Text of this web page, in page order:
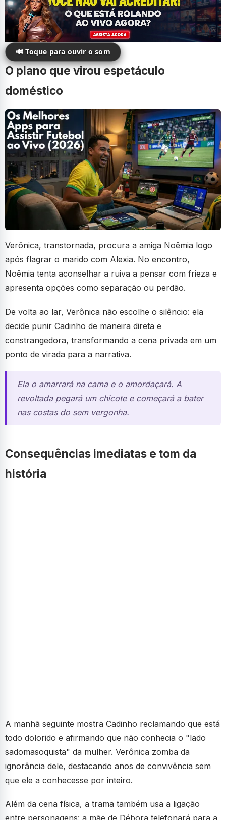
🔊 Toque para ouvir o som
O plano que virou espetáculo
doméstico
Verônica, transtornada, procura a amiga Noêmia logo
após flagrar o marido com Alexia. No encontro,
Noêmia tenta aconselhar a ruiva a pensar com frieza e
apresenta opções como separação ou perdão.
De volta ao lar, Verônica não escolhe o silêncio: ela
decide punir Cadinho de maneira direta e
constrangedora, transformando a cena privada em um
ponto de virada para a narrativa.
Ela o amarrará na cama e o amordaçará. A
revoltada pegará um chicote e começará a bater
nas costas do sem vergonha.
Consequências imediatas e tom da
história
A manhã seguinte mostra Cadinho reclamando que está
todo dolorido e afirmando que não conhecia o "lado
sadomasoquista" da mulher. Verônica zomba da
ignorância dele, destacando anos de convivência sem
que ele a conhecesse por inteiro.
Além da cena física, a trama também usa a ligação